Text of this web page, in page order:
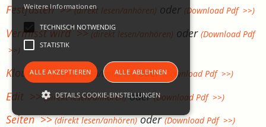
Festfasten >>(direkt lesen/anhören) oder (Download Pdf >>)
Vermisst wird >> (direkt lesen/anhören) oder(Download Pdf
>>)
Kloud >>(direkt lesen/anhören)oder(Download Pdf >>)
Edit >>(direkt lesen/anhören)oder(Download Pdf >>)
Seiten >>(direkt lesen/anhören)oder(Download Pdf >>)
Weitere Informationen
TECHNISCH NOTWENDIG
STATISTIK
ALLE AKZEPTIEREN ALLE ABLEHNEN
DETAILS COOKIE-EINSTELLUNGEN